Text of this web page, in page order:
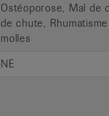
Ostéoporose, Mal de
de chute,
molles
NE